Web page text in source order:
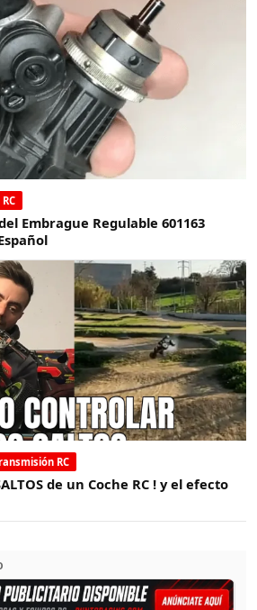
Embrague Regulable 601163
RC
de un Coche RC ! y el efecto